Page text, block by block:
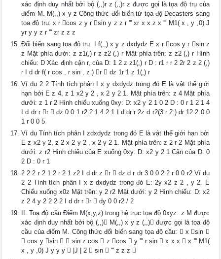
xác định duy nhất bởi bộ (,,)r z (,,)r z được gọi là tọa độ trụ của
điểm M. M(,,) x y z Công thức đổi biến từ tọa độ Decasters sang
tọa độ trụ: x r cos z y r sin y z z r ''' xr x x z x ''' M1( x , y ,0) J
yr y y z r ''' zr z z z
Đổi biến sang tọa độ trụ. I f(,,) x y z dxdydz E x r cos y r sin z
z Mặt phía dưới: z z1(,) r z z2 (,) r Mặt phía trên: z z2 (,) r Hình
chiếu: D Xác định cận r, của D: 1 2 z z1(,) r D : r1 r r 2 2r 2 z 2 (,)
r I d dr f( r cos , r sin , z ) r  dz 1r 1 z 1(,) r
Ví dụ 2 2 Tính tích phân I x y dxdydz trong đó E là vật thể giới
hạn bởi E z 4, z 1 x2 y 2 , x 2 y 2 1. Mặt phía trên: z 4 Mặt phía
dưới: z 1 r 2 Hình chiếu xuống 0xy: D: x2 y 2 1 0 2 D : 0 r 1 2 1 4
I d dr r r  dz 0 0 1 r2 2 1 4 2 1 I d dr r 2z d r2(3 r 2 ) dr 12 2 0 0
1 r 0 0 5
Ví dụ Tính tích phân I zdxdydz trong đó E là vật thể giới hạn bởi
E z x2 y 2, z 2 x 2 y 2 , x 2 y 2 1. Mặt phía trên: z 2 r 2 Mặt phía
dưới: z r2 Hình chiếu của E xuống 0xy: D: x2 y 2 1 Cận của D: 0
2 D : 0 r 1
2 2 2 r 2 1 2 r 2 1 z2 I d dr z r  dz d r dr 3 0 0 2 2 r 0 0 r2 Ví dụ
2 2 Tính tích phân I x z dxdydz trong đó E: 2y x2 z 2 , y 2. E
Chiếu xuống x0z Mặt trên: y 2 r2 Mặt dưới: y 2 Hình chiếu: D: x2
z 2 4 y 2 2 2 2 I d dr r r  dy 0 0 r2 / 2
II. Toạ độ cầu Điểm M(x,y,z) trong hệ trục tọa độ 0xyz. z M được
xác định duy nhất bởi bộ (,,) M(,,) x y z (,,) được gọi là tọa độ
cầu của điểm M. Công thức đổi biến sang tọa độ cầu:  x sin 
 cos y sin   sin z cos  z cos  y ''' r sin  x x x  x ''' M1(
x , y ,0) J y y y  |J | 2  sin  ''' z z z 